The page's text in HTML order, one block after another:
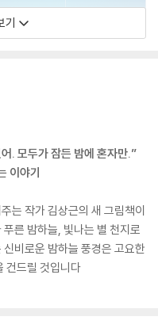
기
. 모두가 잠든 밤에 혼자만.”
이야기
는 작가 김상근의 새 그림책이
른 밤하늘, 빛나는 별 천지로
비로운 밤하늘 풍경은 고요한
건드릴 것입니다